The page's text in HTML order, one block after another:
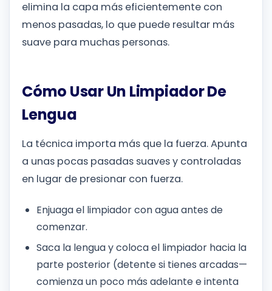
elimina la capa más eficientemente con
menos pasadas, lo que puede resultar más
suave para muchas personas.
Cómo Usar Un Limpiador De
Lengua
La técnica importa más que la fuerza. Apunta
a unas pocas pasadas suaves y controladas
en lugar de presionar con fuerza.
Enjuaga el limpiador con agua antes de
comenzar.
Saca la lengua y coloca el limpiador hacia la
parte posterior (detente si tienes arcadas—
comienza un poco más adelante e intenta